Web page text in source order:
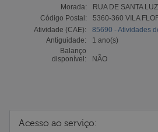
Morada:
RUA DE SANTA
Código Postal:
5360-360 VILA
Atividade (CAE):
85690 - Atividades
Antiguidade:
1 ano(s)
Balanço
disponível:
NÃO
Acesso ao serviço: